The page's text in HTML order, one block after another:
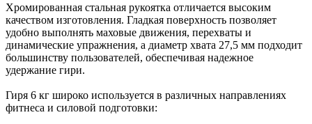
Хромированная стальная рукоятка отличается высоким
качеством изготовления. Гладкая поверхность позволяет
удобно выполнять маховые движения, перехваты и
динамические упражнения, а диаметр хвата 27,5 мм подходит
большинству пользователей, обеспечивая надежное
удержание гири.
Гиря 6 кг широко используется в различных направлениях
фитнеса и силовой подготовки: